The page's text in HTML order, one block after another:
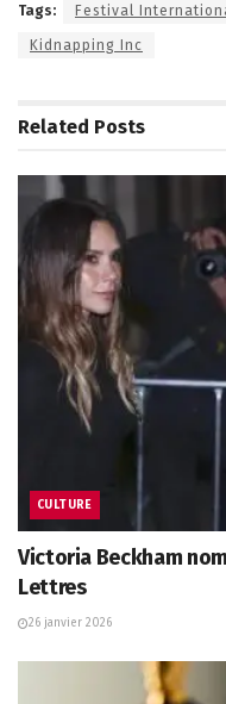
Tags: Festival
Kidnapping Inc
Related Posts
CULTURE
Victoria Beckham
Lettres
26 janvier 2026